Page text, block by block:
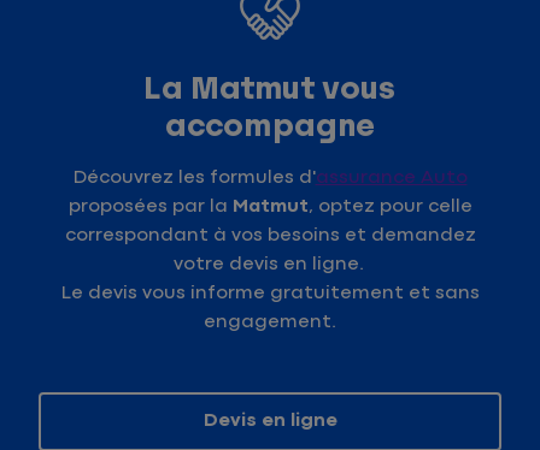
La Matmut vous
accompagne
Découvrez les formules d'assurance Auto
proposées par la Matmut, optez pour celle
correspondant à vos besoins et demandez
votre devis en ligne.
Le devis vous informe gratuitement et sans
engagement.
Devis en ligne